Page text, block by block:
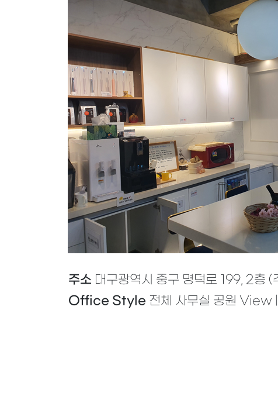
주소 대구광역시 중구 명덕로 199, 2층 (
Office Style 전체 사무실 공원 View |